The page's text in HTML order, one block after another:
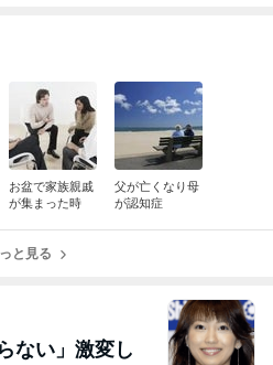
お盆で家族親戚
が集まった時
父が亡くなり母
が認知症
と見る
ない」激変し